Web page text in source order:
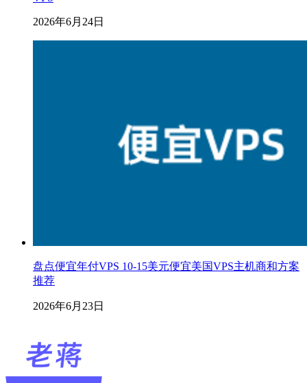
2026年6月24日
盘点便宜年付VPS 10-15美元便宜美国VPS主机商和方案
推荐
2026年6月23日